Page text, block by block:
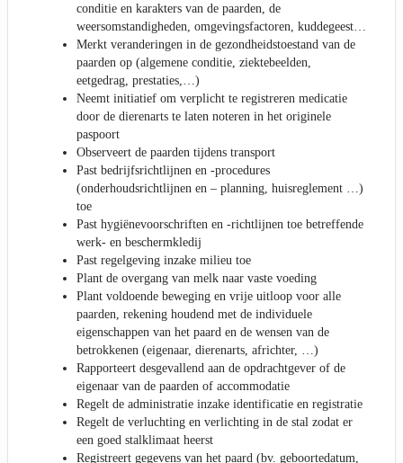
conditie en karakters van de paarden, de
weersomstandigheden, omgevingsfactoren, kuddegeest…
Merkt veranderingen in de gezondheidstoestand van de
paarden op (algemene conditie, ziektebeelden,
eetgedrag, prestaties,…)
Neemt initiatief om verplicht te registreren medicatie
door de dierenarts te laten noteren in het originele
paspoort
Observeert de paarden tijdens transport
Past bedrijfsrichtlijnen en -procedures
(onderhoudsrichtlijnen en – planning, huisreglement …)
toe
Past hygiënevoorschriften en -richtlijnen toe betreffende
werk- en beschermkledij
Past regelgeving inzake milieu toe
Plant de overgang van melk naar vaste voeding
Plant voldoende beweging en vrije uitloop voor alle
paarden, rekening houdend met de individuele
eigenschappen van het paard en de wensen van de
betrokkenen (eigenaar, dierenarts, africhter, …)
Rapporteert desgevallend aan de opdrachtgever of de
eigenaar van de paarden of accommodatie
Regelt de administratie inzake identificatie en registratie
Regelt de verluchting en verlichting in de stal zodat er
een goed stalklimaat heerst
Registreert gegevens van het paard (bv. geboortedatum,